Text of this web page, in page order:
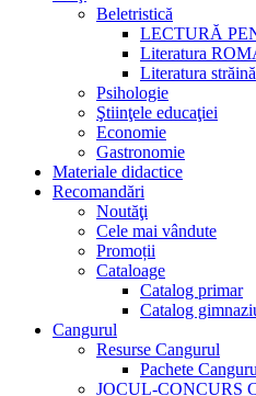
Beletristică
LECTURĂ
Literatura
Literatura străină
Psihologie
Ştiinţele educaţiei
Economie
Gastronomie
Materiale didactice
Recomandări
Noutăţi
Cele mai vândute
Promoții
Cataloage
Catalog primar
Catalog
Cangurul
Resurse Cangurul
Pachete
JOCUL-CONCURS